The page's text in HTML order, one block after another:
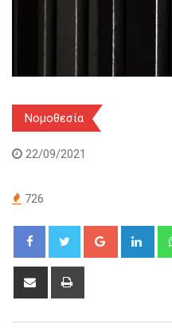
Νομοθεσία
22/09/2021
726
Google+
Share